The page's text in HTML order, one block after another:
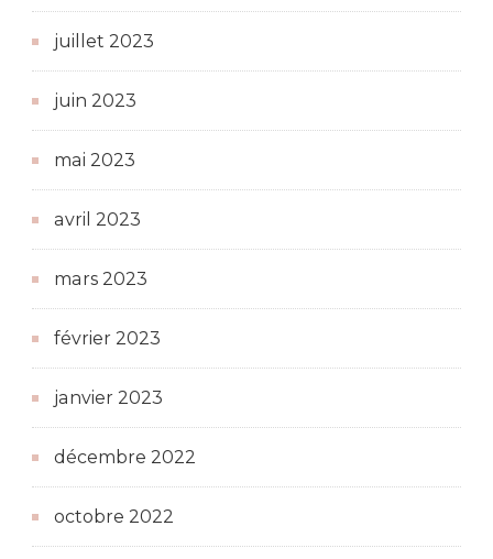
juillet 2023
juin 2023
mai 2023
avril 2023
mars 2023
février 2023
janvier 2023
décembre 2022
octobre 2022